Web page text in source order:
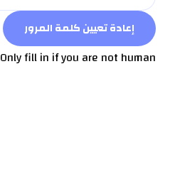
Only fill in if you are not human